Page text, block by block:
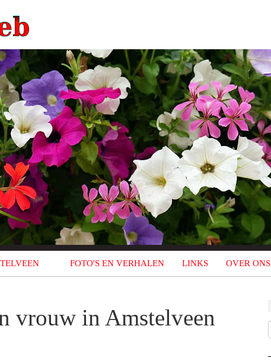
FOTO'S EN VERHALEN LINKS OVER ONS
vrouw in Amstelveen